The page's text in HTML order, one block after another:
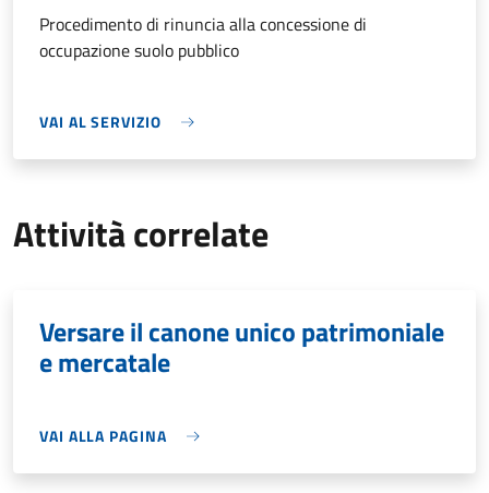
Procedimento di rinuncia alla concessione di
occupazione suolo pubblico
VAI AL SERVIZIO
Attività correlate
Versare il canone unico patrimoniale
e mercatale
VAI ALLA PAGINA